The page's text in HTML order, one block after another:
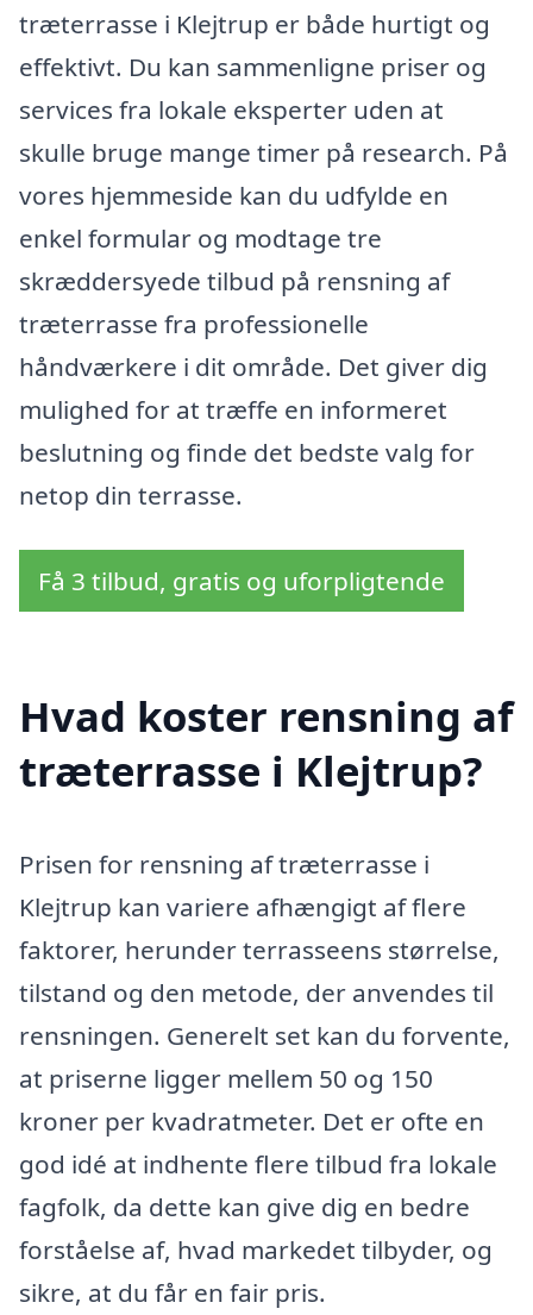
træterrasse i Klejtrup er både hurtigt og
effektivt. Du kan sammenligne priser og
services fra lokale eksperter uden at
skulle bruge mange timer på research. På
vores hjemmeside kan du udfylde en
enkel formular og modtage tre
skræddersyede tilbud på rensning af
træterrasse fra professionelle
håndværkere i dit område. Det giver dig
mulighed for at træffe en informeret
beslutning og finde det bedste valg for
netop din terrasse.
Få 3 tilbud, gratis og uforpligtende
Hvad koster rensning af
træterrasse i Klejtrup?
Prisen for rensning af træterrasse i
Klejtrup kan variere afhængigt af flere
faktorer, herunder terrasseens størrelse,
tilstand og den metode, der anvendes til
rensningen. Generelt set kan du forvente,
at priserne ligger mellem 50 og 150
kroner per kvadratmeter. Det er ofte en
god idé at indhente flere tilbud fra lokale
fagfolk, da dette kan give dig en bedre
forståelse af, hvad markedet tilbyder, og
sikre, at du får en fair pris.